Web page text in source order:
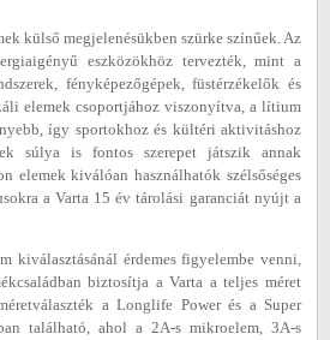
külső megjelenésükben szürke színűek. Az
eszközökhöz tervezték, mint a
fényképezőgépek, füstérzékelők és
elemek csoportjához viszonyítva, a lítium
így sportokhoz és kültéri aktivitáshoz
súlya is fontos szerepet játszik annak
elemek kiválóan használhatók szélsőséges
a Varta 15 év tárolási garanciát nyújt a
kiválasztásánál érdemes figyelembe venni,
biztosítja a Varta a teljes méret
a Longlife Power és a Super
található, ahol a 2A-s mikroelem, 3A-s